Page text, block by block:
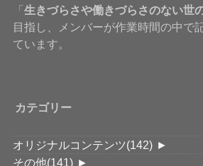
「生きづらさや働きづらさのない世
目指し、メンバーが作業時間の中で
ています。
カテゴリー
オリジナルコンテンツ(142) ►
その他(141) ►